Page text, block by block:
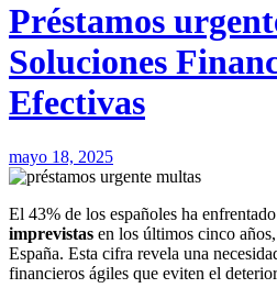
Préstamos
Soluciones
Efectivas
mayo 18, 2025
El 43% de los españoles ha enfrentado
imprevistas en los últimos cinco
España. Esta cifra revela una
financieros ágiles que eviten el